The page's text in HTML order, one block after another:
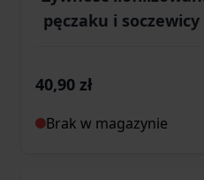
pęczaku i
40,90 zł
Brak w magazynie